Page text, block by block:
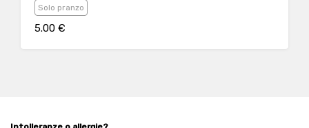
Solo pranzo
5.00 €